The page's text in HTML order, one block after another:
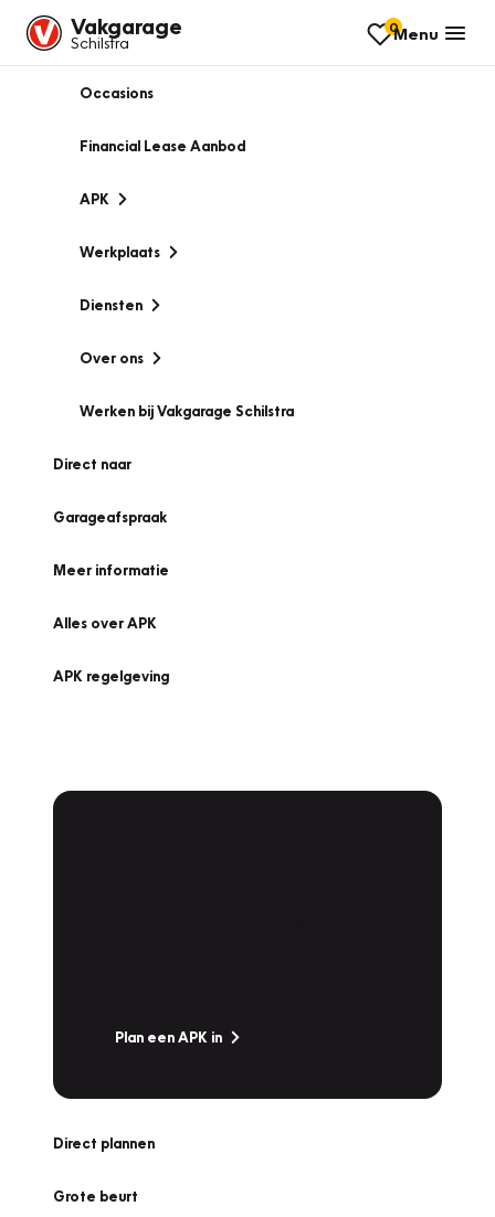
Vakgarage
Schilstra
0Menu
Occasions
Financial Lease Aanbod
APK
Werkplaats
Diensten
Over ons
Werken bij Vakgarage Schilstra
Direct naar
Garageafspraak
Meer informatie
Alles over APK
APK regelgeving
Plan een APK in
Direct plannen
Grote beurt